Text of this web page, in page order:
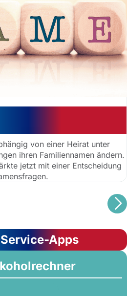
von einer Heirat unter
ihren Familiennamen ändern.
jetzt mit einer Entscheidung
Apps